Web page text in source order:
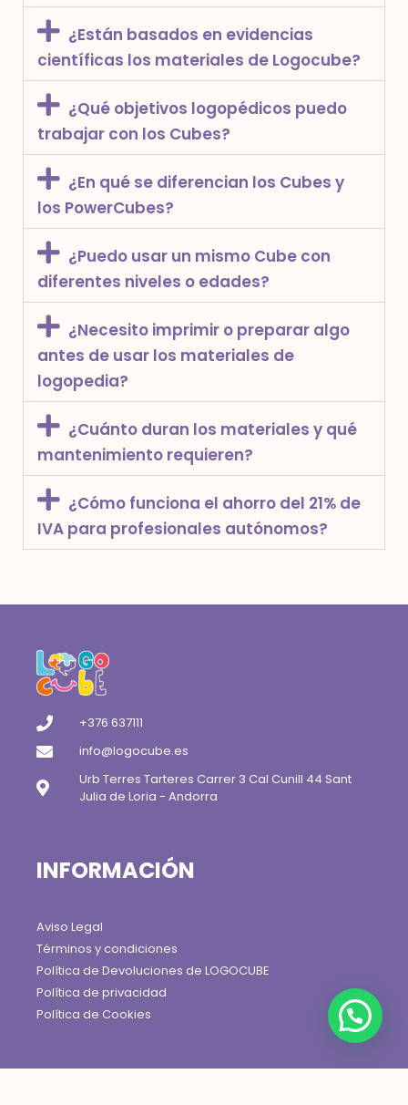
¿Están basados en evidencias
científicas los materiales de Logocube?
¿Qué objetivos logopédicos puedo
trabajar con los Cubes?
¿En qué se diferencian los Cubes y
los PowerCubes?
¿Puedo usar un mismo Cube con
diferentes niveles o edades?
¿Necesito imprimir o preparar algo
antes de usar los materiales de
logopedia?
¿Cuánto duran los materiales y qué
mantenimiento requieren?
¿Cómo funciona el ahorro del 21% de
IVA para profesionales autónomos?
+376 637111
info@logocube.es
Urb Terres Tarteres Carrer 3 Cal Cunill 44 Sant
Julia de Loria - Andorra
INFORMACIÓN
Aviso Legal
Términos y condiciones
Política de Devoluciones de LOGOCUBE
Política de privacidad
Política de Cookies